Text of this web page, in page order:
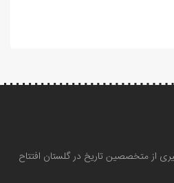
از متخصصین تاریخ در گلستان افتتاح